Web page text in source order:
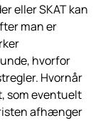
eller SKAT kan
man er
hvorfor
Hvornår
som eventuelt
afhænger